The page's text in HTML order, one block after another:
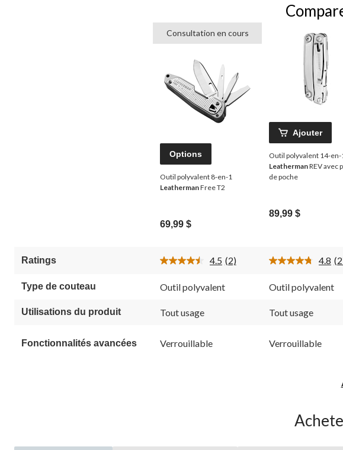
Consultation en cours
Options
Outil polyvalent 8-en-1
LeathermanFree T2
69,99 $
Ajouter
Outil polyvalent 14-en-
LeathermanREV avec
de poche
89,99 $
Ratings 4.5 Lire
2
commentaires.
(2) 4.8
27
Type de couteau Outil polyvalent Outil polyvalent
Utilisations du produit Tout usage Tout usage
Fonctionnalités avancées Verrouillable Verrouillable